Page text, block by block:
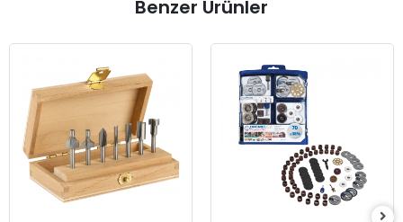
Benzer Ürünler